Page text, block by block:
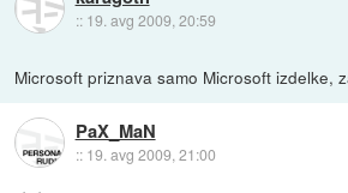
:: 19. avg 2009, 20:59
Microsoft priznava samo Microsoft izdelke,
PaX_MaN
:: 19. avg 2009, 21:00